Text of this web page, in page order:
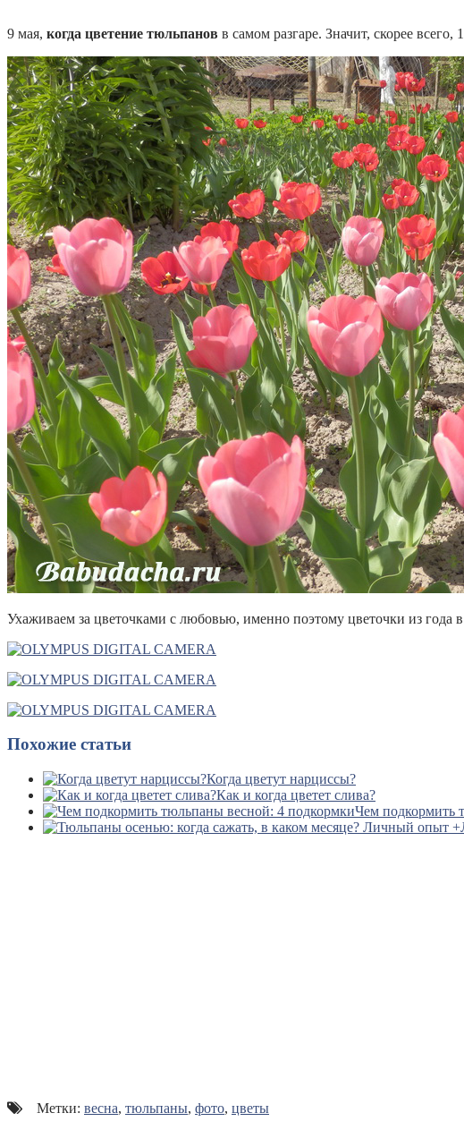
9 мая, когда цветение тюльпанов в самом разгаре. Значит, скорее всего,
Ухаживаем за цветочками с любовью, именно поэтому цветочки из года
Похожие статьи
Когда цветут нарциссы?
Как и когда цветет слива?
Чем подкормить
Метки: весна, тюльпаны, фото, цветы